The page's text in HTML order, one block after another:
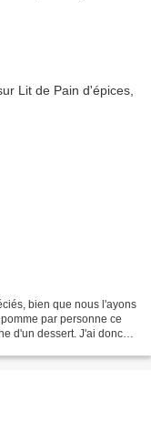
bien que nous l'ayons
par personne ce
d'un dessert. J'ai donc